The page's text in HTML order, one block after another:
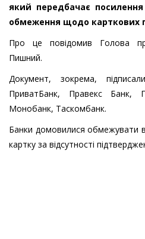
який передбачає посилення
обмеження щодо карткових
Про це повідомив Голова
Пишний.
Документ, зокрема,
ПриватБанк, Правекс Банк,
Монобанк, Таскомбанк.
Банки домовилися обмежувати
картку за відсутності